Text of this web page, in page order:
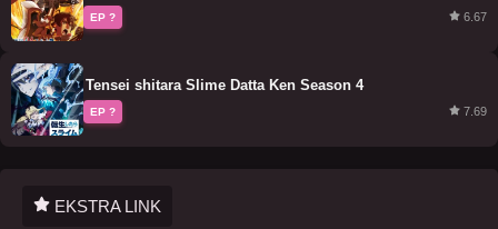
EP ? 6.67
Tensei shitara Slime Datta Ken Season 4
EP ? 7.69
EKSTRA LINK